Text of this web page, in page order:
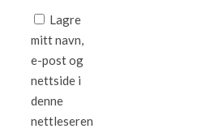
Lagre
mitt navn,
e-post og
nettside i
denne
nettleseren